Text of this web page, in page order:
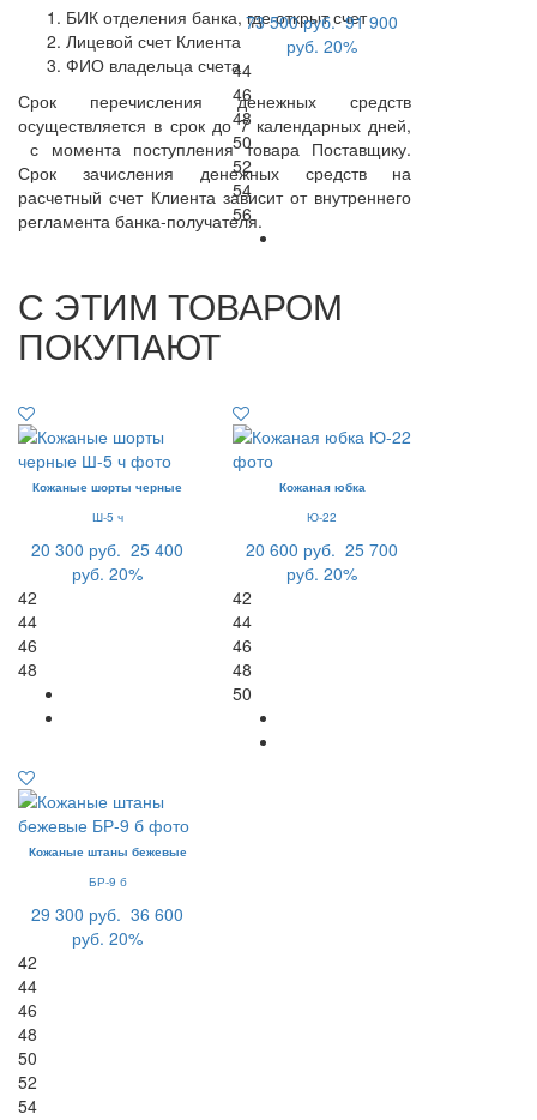
БИК отделения банка, где открыт счет
Лицевой счет Клиента
ФИО владельца счета
Срок перечисления денежных средств
осуществляется в срок до 7 календарных дней,
с момента поступления товара Поставщику.
Срок зачисления денежных средств на
расчетный счет Клиента зависит от внутреннего
регламента банка-получателя.
73 500 руб. 91 900
руб. 20%
44
46
48
50
52
54
56
С ЭТИМ ТОВАРОМ
ПОКУПАЮТ
Кожаные шорты черные
Ш-5 ч
20 300 руб. 25 400
руб. 20%
42
44
46
48
Кожаная юбка
Ю-22
20 600 руб. 25 700
руб. 20%
42
44
46
48
50
Кожаные штаны бежевые
БР-9 б
29 300 руб. 36 600
руб. 20%
42
44
46
48
50
52
54